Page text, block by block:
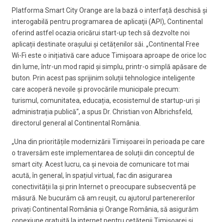
Platforma Smart City Orange are la bază o interfață deschisă și
interogabilă pentru programarea de aplicaţii (API), Continental
oferind astfel ocazia oricărui start-up tech să dezvolte noi
aplicații destinate orașului și cetățenilor săi. „Continental Free
Wi-Fi este o inițiativă care aduce Timișoara aproape de orice loc
din lume, într-un mod rapid și simplu, printr-o simplă apăsare de
buton. Prin acest pas sprijinim soluții tehnologice inteligente
care acoperă nevoile și provocările municipale precum:
turismul, comunitatea, educația, ecosistemul de startup-uri și
administrația publică“, a spus Dr. Christian von Albrichsfeld,
directorul general al Continental România.
„Una din prioritățile modernizării Timișoarei în perioada pe care
o traversăm este implementarea de soluții din conceptul de
smart city. Acest lucru, ca și nevoia de comunicare tot mai
acută, în general, în spațiul virtual, fac din asigurarea
conectivității la și prin Internet o preocupare subsecventă pe
măsură. Ne bucurăm că am reușit, cu ajutorul partenererilor
privați Continental România și Orange România, să asigurăm